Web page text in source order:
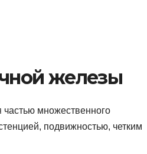
железы
частью множественного
подвижностью, четким